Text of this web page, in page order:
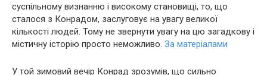
суспільному визнанню і високому становищі, то, що
сталося з Конрадом, заслуговує на увагу великої
кількості людей. Тому не звернути увагу на цю загадкову і
міcтичну історію просто неможливо. За матеріалами
У той зимовий вечір Конрад зрозумів, що сильно